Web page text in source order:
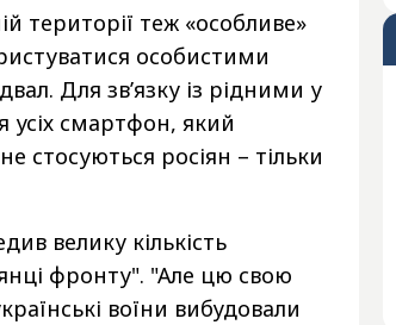
території теж «особливе»
особистими
Для зв’язку із рідними у
усіх смартфон, який
стосуються росіян – тільки
велику кількість
фронту". "Але цю свою
воїни вибудовали